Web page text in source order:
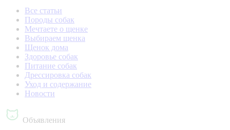
Все статьи
Породы собак
Мечтаете о щенке
Выбираем щенка
Щенок дома
Здоровье собак
Питание собак
Дрессировка собак
Уход и содержание
Новости
Объявления